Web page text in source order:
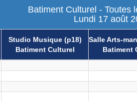
Studio Musique (p18)
Batiment Culturel
Salle Arts-
Batiment
Batiment Culturel - Toutes
Lundi 17 août